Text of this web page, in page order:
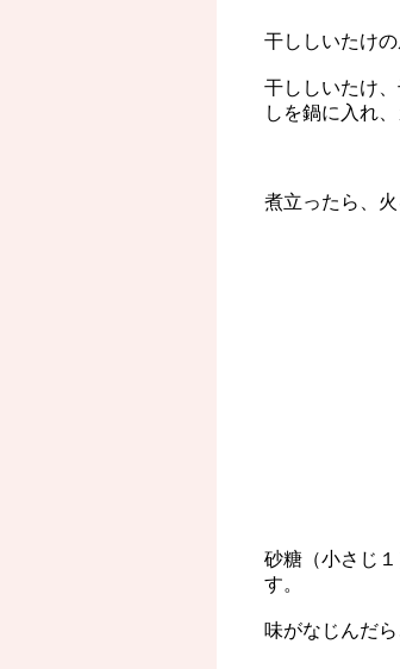
干ししいたけ
干ししいたけ
しを鍋に入れ
煮立ったら、
砂糖（小さじ
す。
味がなじんだら